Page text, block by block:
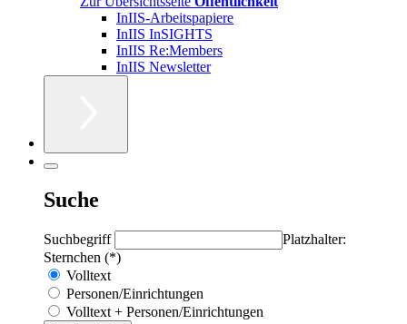
InIIS-Arbeitspapiere
InIIS InSIGHTS
InIIS Re:Members
InIIS Newsletter
Suche
Suchbegriff
Platzhalter:
Sternchen (*)
Volltext
Personen/Einrichtungen
Volltext + Personen/Einrichtungen